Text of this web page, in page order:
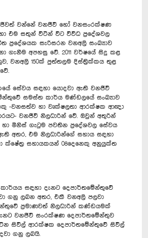
වන්නේ වනජීවී හෝ වනසංරක්ෂණ
එම සතුන් විටින් විට විවිධ ප්‍රදේශවල
ප්‍රදේශයක සැරිසරන වනඅලි සංඛ්‍යාව
ගැනීම අපහසු වේ. 2011 වර්ෂයේ සිදු කළ
වනඅලි 150ක් පුත්තලම දිස්ත්‍රික්කය තුළ
සේවය සඳහා යොදවා ඇති වනජීවී
සමස්ත කාර්ය මණ්ඩලයේ සංඛ්‍යාව
-වනසත්ව හා වෘක්ෂලතා ආරක්ෂක ආඥා
වනජීවී නිලධාරින් වේ. ඔවුන් අතුරින්
මිනිස් ගැටුම පවතින ප්‍රදේශවල සේවය
අතර, එම නිලධාරින්ගේ සහාය සඳහා
ක්ෂේත්‍ර සහායකයන් 08දෙනෙකු අනුයුක්ත
සඳහා දැනට දෙපාර්තමේන්තුවේ
ගනු ලබන අතර, එකී වනඅලි පලවා
ප්‍රමාණවත් නිලධාරින් කණ්ඩයමක්
වනජීවී සංරක්ෂණ දෙපාර්තමේන්තුව
සිවිල් ආරක්ෂක දෙපාර්තමේන්තුවේ සිවිල්
ගනු ලබයි.